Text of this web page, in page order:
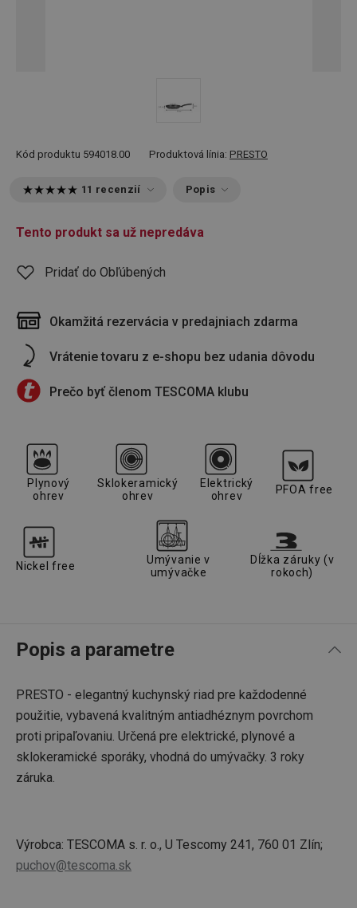
Kód produktu 594018.00 Produktová línia: PRESTO
11 recenzií Popis
Tento produkt sa už nepredáva
Pridať do Obľúbených
Okamžitá rezervácia v predajniach zdarma
Vrátenie tovaru z e-shopu bez udania dôvodu
Prečo byť členom TESCOMA klubu
Plynový
ohrev
Sklokeramický
ohrev
Elektrický
ohrev
PFOA free
Nickel free
Umývanie v
umývačke
Dĺžka záruky (v
rokoch)
Popis a parametre
PRESTO - elegantný kuchynský riad pre každodenné
použitie, vybavená kvalitným antiadhéznym povrchom
proti pripaľovaniu. Určená pre elektrické, plynové a
sklokeramické sporáky, vhodná do umývačky. 3 roky
záruka.
Výrobca: TESCOMA s. r. o., U Tescomy 241, 760 01 Zlín;
puchov@tescoma.sk